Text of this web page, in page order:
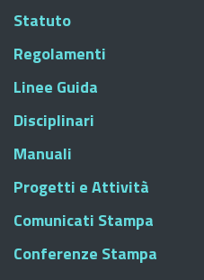
Statuto
Regolamenti
Linee Guida
Disciplinari
Manuali
Progetti e Attività
Comunicati Stampa
Conferenze Stampa